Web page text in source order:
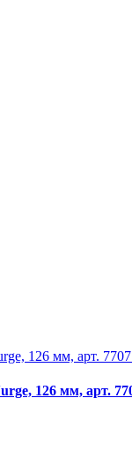
126 мм, арт.